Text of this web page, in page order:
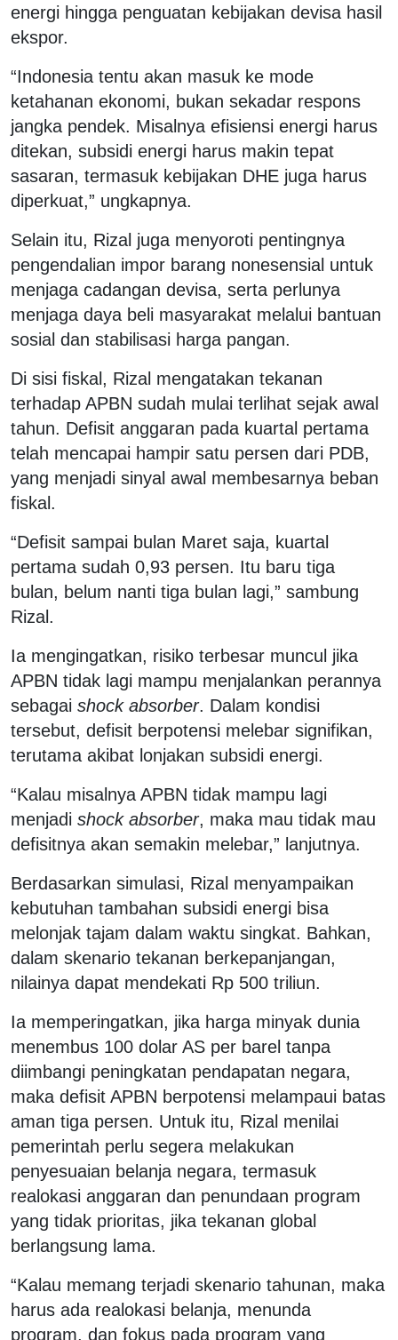
energi hingga penguatan kebijakan devisa hasil
ekspor.
“Indonesia tentu akan masuk ke mode
ketahanan ekonomi, bukan sekadar respons
jangka pendek. Misalnya efisiensi energi harus
ditekan, subsidi energi harus makin tepat
sasaran, termasuk kebijakan DHE juga harus
diperkuat,” ungkapnya.
Selain itu, Rizal juga menyoroti pentingnya
pengendalian impor barang nonesensial untuk
menjaga cadangan devisa, serta perlunya
menjaga daya beli masyarakat melalui bantuan
sosial dan stabilisasi harga pangan.
Di sisi fiskal, Rizal mengatakan tekanan
terhadap APBN sudah mulai terlihat sejak awal
tahun. Defisit anggaran pada kuartal pertama
telah mencapai hampir satu persen dari PDB,
yang menjadi sinyal awal membesarnya beban
fiskal.
“Defisit sampai bulan Maret saja, kuartal
pertama sudah 0,93 persen. Itu baru tiga
bulan, belum nanti tiga bulan lagi,” sambung
Rizal.
Ia mengingatkan, risiko terbesar muncul jika
APBN tidak lagi mampu menjalankan perannya
sebagai shock absorber. Dalam kondisi
tersebut, defisit berpotensi melebar signifikan,
terutama akibat lonjakan subsidi energi.
“Kalau misalnya APBN tidak mampu lagi
menjadi shock absorber, maka mau tidak mau
defisitnya akan semakin melebar,” lanjutnya.
Berdasarkan simulasi, Rizal menyampaikan
kebutuhan tambahan subsidi energi bisa
melonjak tajam dalam waktu singkat. Bahkan,
dalam skenario tekanan berkepanjangan,
nilainya dapat mendekati Rp 500 triliun.
Ia memperingatkan, jika harga minyak dunia
menembus 100 dolar AS per barel tanpa
diimbangi peningkatan pendapatan negara,
maka defisit APBN berpotensi melampaui batas
aman tiga persen. Untuk itu, Rizal menilai
pemerintah perlu segera melakukan
penyesuaian belanja negara, termasuk
realokasi anggaran dan penundaan program
yang tidak prioritas, jika tekanan global
berlangsung lama.
“Kalau memang terjadi skenario tahunan, maka
harus ada realokasi belanja, menunda
program, dan fokus pada program yang